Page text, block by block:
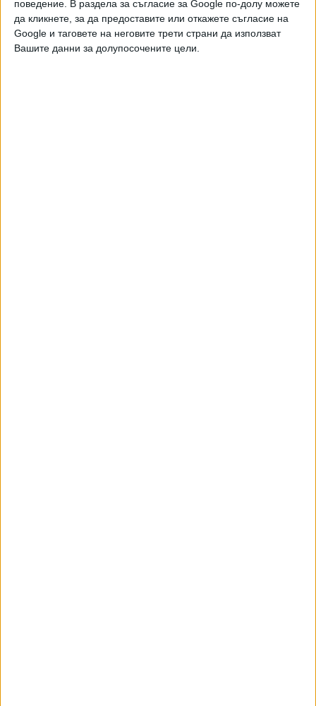
поведение. В раздела за съгласие за Google по-долу можете
да кликнете, за да предоставите или откажете съгласие на
Google и таговете на неговите трети страни да използват
Вашите данни за долупосочените цели.
Апостолос Дзидзикостас на конференция в Атина.
Проектът включва разработването на 500 „горещи
точки“, където през следващите три до четири години